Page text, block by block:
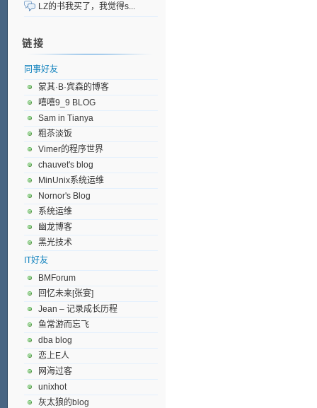
LZ的书我买了，我觉得s...
链接
同事好友
蒙其·B·宾森的博客
嘻嘻9_9 BLOG
Sam in Tianya
粗苶淡饭
Vimer的程序世界
chauvet's blog
MinUnix系统运维
Nornor's Blog
系统运维
幽龙博客
黑光技术
IT好友
BMForum
回忆未来[张宴]
Jean – 记录成长历程
鱼常游而忘飞
dba blog
恋上E人
网海过客
unixhot
灰太狼的blog